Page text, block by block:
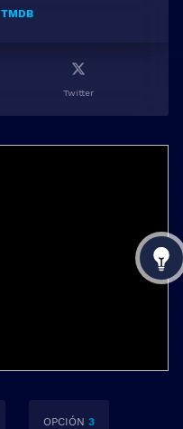
TMDB
Twitter
OPCIÓN 3